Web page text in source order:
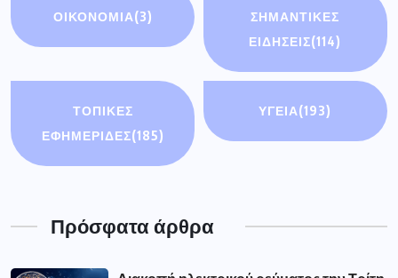
ΟΙΚΟΝΟΜΊΑ(3)
ΣΗΜΑΝΤΙΚΈΣ
ΕΙΔΉΣΕΙΣ(114)
ΤΟΠΙΚΕΣ
ΕΦΗΜΕΡΙΔΕΣ(185)
ΥΓΕΙΑ(193)
Πρόσφατα άρθρα